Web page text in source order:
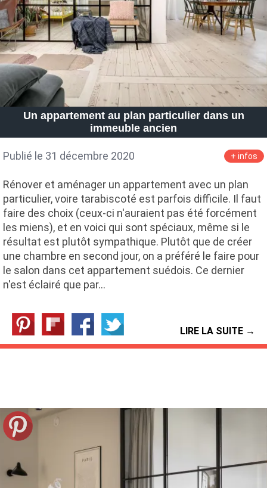
Un appartement au plan particulier dans un
immeuble ancien
Publié le 31 décembre 2020 + infos
Rénover et aménager un appartement avec un plan
particulier, voire tarabiscoté est parfois difficile. Il faut
faire des choix (ceux-ci n'auraient pas été forcément
les miens), et en voici qui sont spéciaux, même si le
résultat est plutôt sympathique. Plutôt que de créer
une chambre en second jour, on a préféré le faire pour
le salon dans cet appartement suédois. Ce dernier
n'est éclairé que par…
LIRE LA SUITE →